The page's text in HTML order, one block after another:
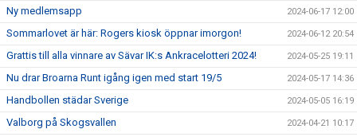
Ny medlemsapp 2024-06-17 12:00
Sommarlovet är här: Rogers kiosk öppnar imorgon! 2024-06-12 20:54
Grattis till alla vinnare av Sävar IK:s Ankracelotteri 2024! 2024-05-25 19:11
Nu drar Broarna Runt igång igen med start 19/5 2024-05-17 14:36
Handbollen städar Sverige 2024-05-05 16:19
Valborg på Skogsvallen 2024-04-21 10:17